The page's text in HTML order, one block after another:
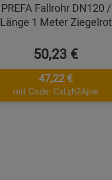
PREFA Fallrohr DN120 /
Länge 1 Meter Ziegelrot
50,23 €
47,22 €
mit Code: CxLyh2Ajne